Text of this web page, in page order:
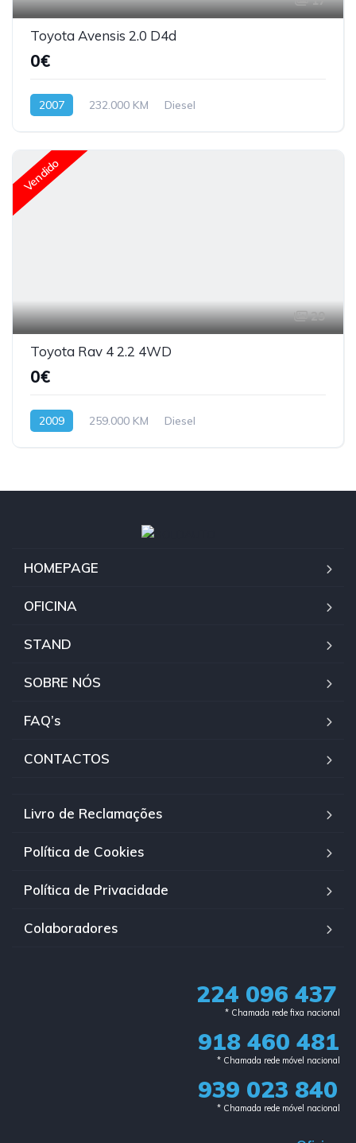
Toyota Avensis 2.0 D4d
0€
2007 232.000 KM Diesel
Vendido
29
Toyota Rav 4 2.2 4WD
0€
2009 259.000 KM Diesel
HOMEPAGE
OFICINA
STAND
SOBRE NÓS
FAQ’s
CONTACTOS
Livro de Reclamações
Política de Cookies
Política de Privacidade
Colaboradores
224 096 437
* Chamada rede fixa nacional​
918 460 481
* Chamada rede móvel nacional
939 023 840​
* Chamada rede móvel nacional